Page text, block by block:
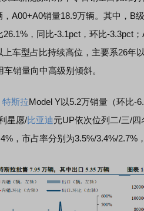
，A00+A0销量18.9万辆。其中，B
，同比-3.1pct，环比-3.3pct
上车型占比持续高位，主要系26年
销量向中高级别倾斜。
特斯拉Model Y以5.2万销量（环比-
星愿/比亚迪元UP依次位列二/三/
，市占率分别为3.5%/3.4%/2.7%